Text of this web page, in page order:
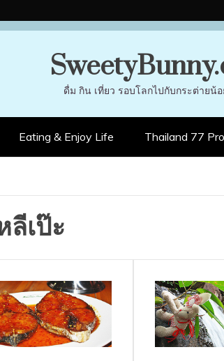
ดื่ม กิน เที่ยว รอบโลกไปกับกระต่ายน้
Eating & Enjoy Life Thailand 77
เป๊ะ